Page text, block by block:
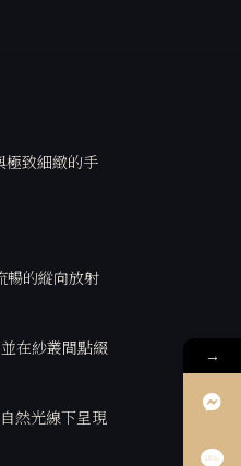
極致細緻的手
暢的縱向放射
在紗叢間點綴
然光線下呈現
→